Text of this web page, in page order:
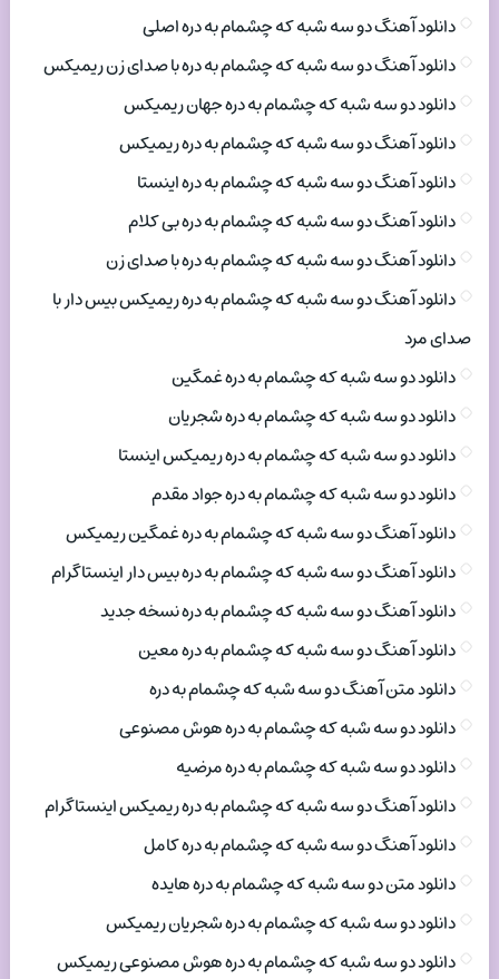
دانلود آهنگ دو سه شبه که چشمام به دره اصلی
دانلود آهنگ دو سه شبه که چشمام به دره با صدای زن ریمیکس
دانلود دو سه شبه که چشمام به دره جهان ریمیکس
دانلود آهنگ دو سه شبه که چشمام به دره ریمیکس
دانلود آهنگ دو سه شبه که چشمام به دره اینستا
دانلود آهنگ دو سه شبه که چشمام به دره بی کلام
دانلود آهنگ دو سه شبه که چشمام به دره با صدای زن
دانلود آهنگ دو سه شبه که چشمام به دره ریمیکس بیس دار با
صدای مرد
دانلود دو سه شبه که چشمام به دره غمگین
دانلود دو سه شبه که چشمام به دره شجریان
دانلود دو سه شبه که چشمام به دره ریمیکس اینستا
دانلود دو سه شبه که چشمام به دره جواد مقدم
دانلود آهنگ دو سه شبه که چشمام به دره غمگین ریمیکس
دانلود آهنگ دو سه شبه که چشمام به دره بیس دار اینستاگرام
دانلود آهنگ دو سه شبه که چشمام به دره نسخه جدید
دانلود آهنگ دو سه شبه که چشمام به دره معین
دانلود متن آهنگ دو سه شبه که چشمام به دره
دانلود دو سه شبه که چشمام به دره هوش مصنوعی
دانلود دو سه شبه که چشمام به دره مرضیه
دانلود آهنگ دو سه شبه که چشمام به دره ریمیکس اینستاگرام
دانلود آهنگ دو سه شبه که چشمام به دره کامل
دانلود متن دو سه شبه که چشمام به دره هایده
دانلود دو سه شبه که چشمام به دره شجریان ریمیکس
دانلود دو سه شبه که چشمام به دره هوش مصنوعی ریمیکس